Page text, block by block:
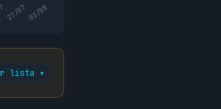
27/07 03/08
lista ▾